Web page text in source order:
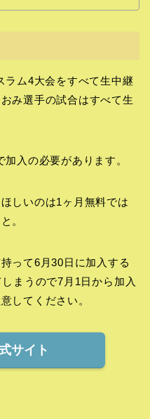
ラム4大会をすべて生中継
み選手の試合はすべて生
入の必要があります。
しいのは1ヶ月無料では
。
って6月30日に加入する
まうので7月1日から加入
してください。
サイト